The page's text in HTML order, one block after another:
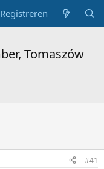
Registreren
Tomaszów
#41